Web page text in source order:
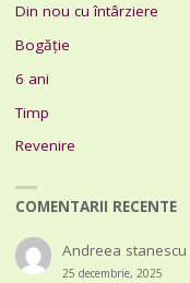
Din nou cu întârziere
Bogăție
6 ani
Timp
Revenire
COMENTARII RECENTE
Andreea stanescu
25 decembrie, 2025